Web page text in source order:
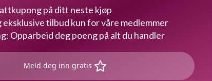
på ditt neste kjøp
eksklusive tilbud kun for våre medlemmer
Opparbeid deg poeng på alt du handler
Meld deg inn gratis